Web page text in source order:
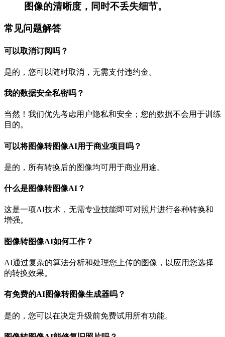
图像的清晰度，同时不丢失细节。
常见问题解答
可以取消订阅吗？
是的，您可以随时取消，无需支付违约金。
我的数据安全私密吗？
当然！我们优先考虑用户隐私和安全；您的数据不会用于训练
目的。
可以将图像转图像AI用于商业项目吗？
是的，所有转换后的图像均可用于商业用途。
什么是图像转图像AI？
这是一项AI技术，无需专业技能即可对照片进行各种转换和
增强。
图像转图像AI如何工作？
AI通过复杂的算法分析和处理您上传的图像，以应用您选择
的转换效果。
有免费的AI图像转图像生成器吗？
是的，您可以在决定升级前免费试用所有功能。